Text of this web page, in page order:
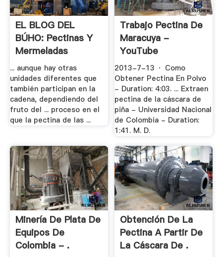
EL BLOG DEL
BÚHO: Pectinas Y
Mermeladas
... aunque hay otras
unidades diferentes que
también participan en la
cadena, dependiendo del
fruto del ... proceso en el
que la pectina de las ...
Trabajo Pectina De
Maracuya -
YouTube
2013-7-13 · Como
Obtener Pectina En Polvo
- Duration: 4:03. ... Extraen
pectina de la cáscara de
piña - Universidad Nacional
de Colombia - Duration:
1:41. M. D.
Minería De Plata De
Equipos De
Colombia - .
Obtención De La
Pectina A Partir De
La Cáscara De .